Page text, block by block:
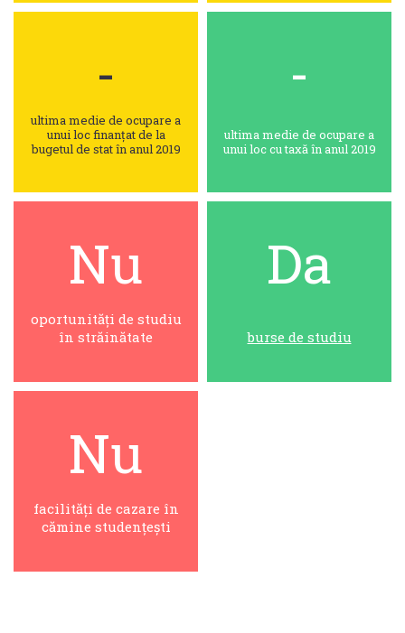
-
ultima medie de ocupare a
unui loc finanțat de la
bugetul de stat în anul 2019
-
ultima medie de ocupare a
unui loc cu taxă în anul 2019
Nu
oportunități de studiu
în străinătate
Da
burse de studiu
Nu
facilități de cazare în
cămine studențești